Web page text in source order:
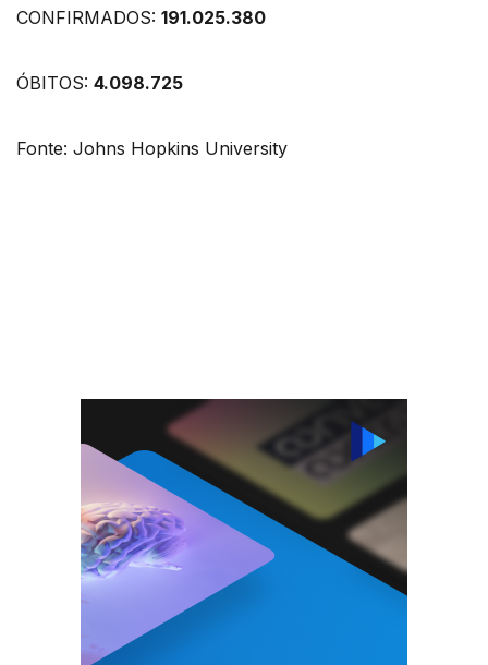
CONFIRMADOS: 191.025.380
ÓBITOS: 4.098.725
Fonte: Johns Hopkins University